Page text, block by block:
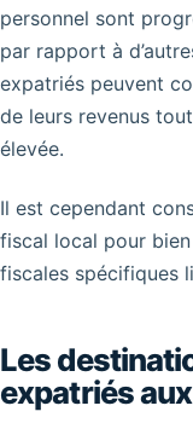
personnel sont
par rapport à
expatriés peuvent
de leurs revenus
élevée.
Il est cependant
fiscal local pour
fiscales spécifiques
Les
expatriés